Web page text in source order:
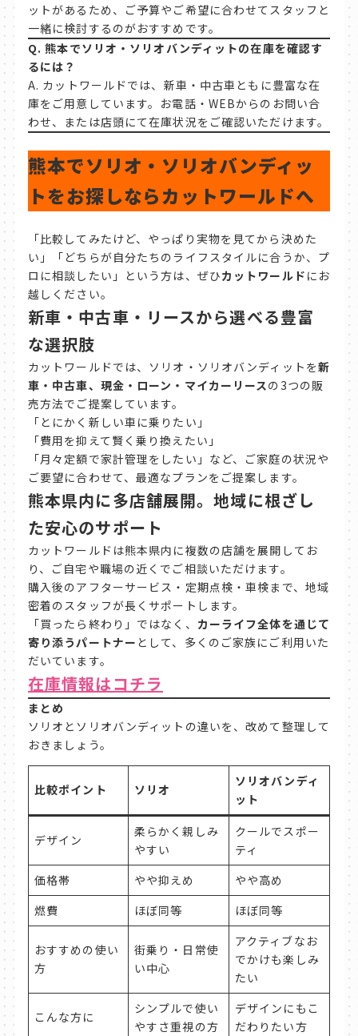
ットがあるため、ご予算やご希望に合わせてスタッフと
一緒に検討するのがおすすめです。
Q.熊本でソリオ・ソリオバンディットの在庫を確認す
るには？
A. カットワールドでは、新車・中古車ともに豊富な在
庫をご用意しています。お電話・WEBからのお問い合
わせ、または店頭にて在庫状況をご確認いただけます。
熊本でソリオ・ソリオバンディッ
トをお探しならカットワールドへ
「比較してみたけど、やっぱり実物を見てから決めた
い」「どちらが自分たちのライフスタイルに合うか、プ
ロに相談したい」という方は、ぜひカットワールド にお
越しください。
新車・中古車・リースから選べる豊富
な選択肢
カットワールドでは、ソリオ・ソリオバンディットを新
車・中古車、現金・ローン・マイカーリースの3つの販
売方法でご提案しています。
「とにかく新しい車に乗りたい」
「費用を抑えて賢く乗り換えたい」
「月々定額で家計管理をしたい」など、ご家庭の状況や
ご要望に合わせて、最適なプランをご提案します。
熊本県内に多店舗展開。地域に根ざし
た安心のサポート
カットワールドは熊本県内に複数の店舗を展開してお
り、ご自宅や職場の近くでご相談いただけます。
購入後のアフターサービス・定期点検・車検まで、地域
密着のスタッフが長くサポートします。
「買ったら終わり」ではなく、 カーライフ全体を通じて
寄り添うパートナー として、多くのご家族にご利用いた
だいています。
在庫情報はコチラ
まとめ
ソリオとソリオバンディットの違いを、改めて整理して
おきましょう。
比較ポイント ソリオ
ソリオバンディ
ット
デザイン
柔らかく親しみ
やすい
クールでスポー
ティ
価格帯
やや抑えめ
やや高め
燃費
ほぼ同等 ほぼ同等
おすすめの使い
方
街乗り・日常使
い中心
アクティブなお
でかけも楽しみ
たい
こんな方に
シンプルで使い
やすさ重視の方
デザインにもこ
だわりたい方